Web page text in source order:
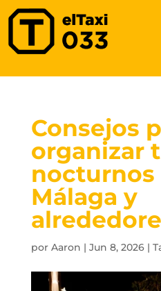
Consejos
organizar
nocturnos
Málaga y
por Aaron | Jun 8, 2026|